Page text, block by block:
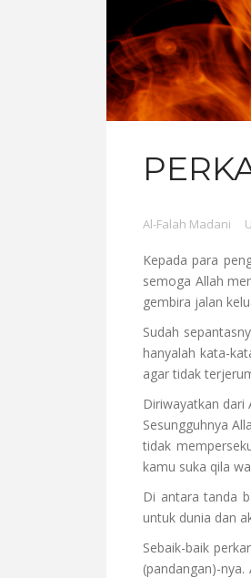
Al-Falah Madani
Kepada para
semoga Allah
gembira jalan
Sudah
hanyalah kata-
agar tidak
Diriwayatkan dari
Sesungguhnya
tidak
kamu suka qila
Di antara tanda
untuk dunia dan
Sebaik-baik
(pandangan)-